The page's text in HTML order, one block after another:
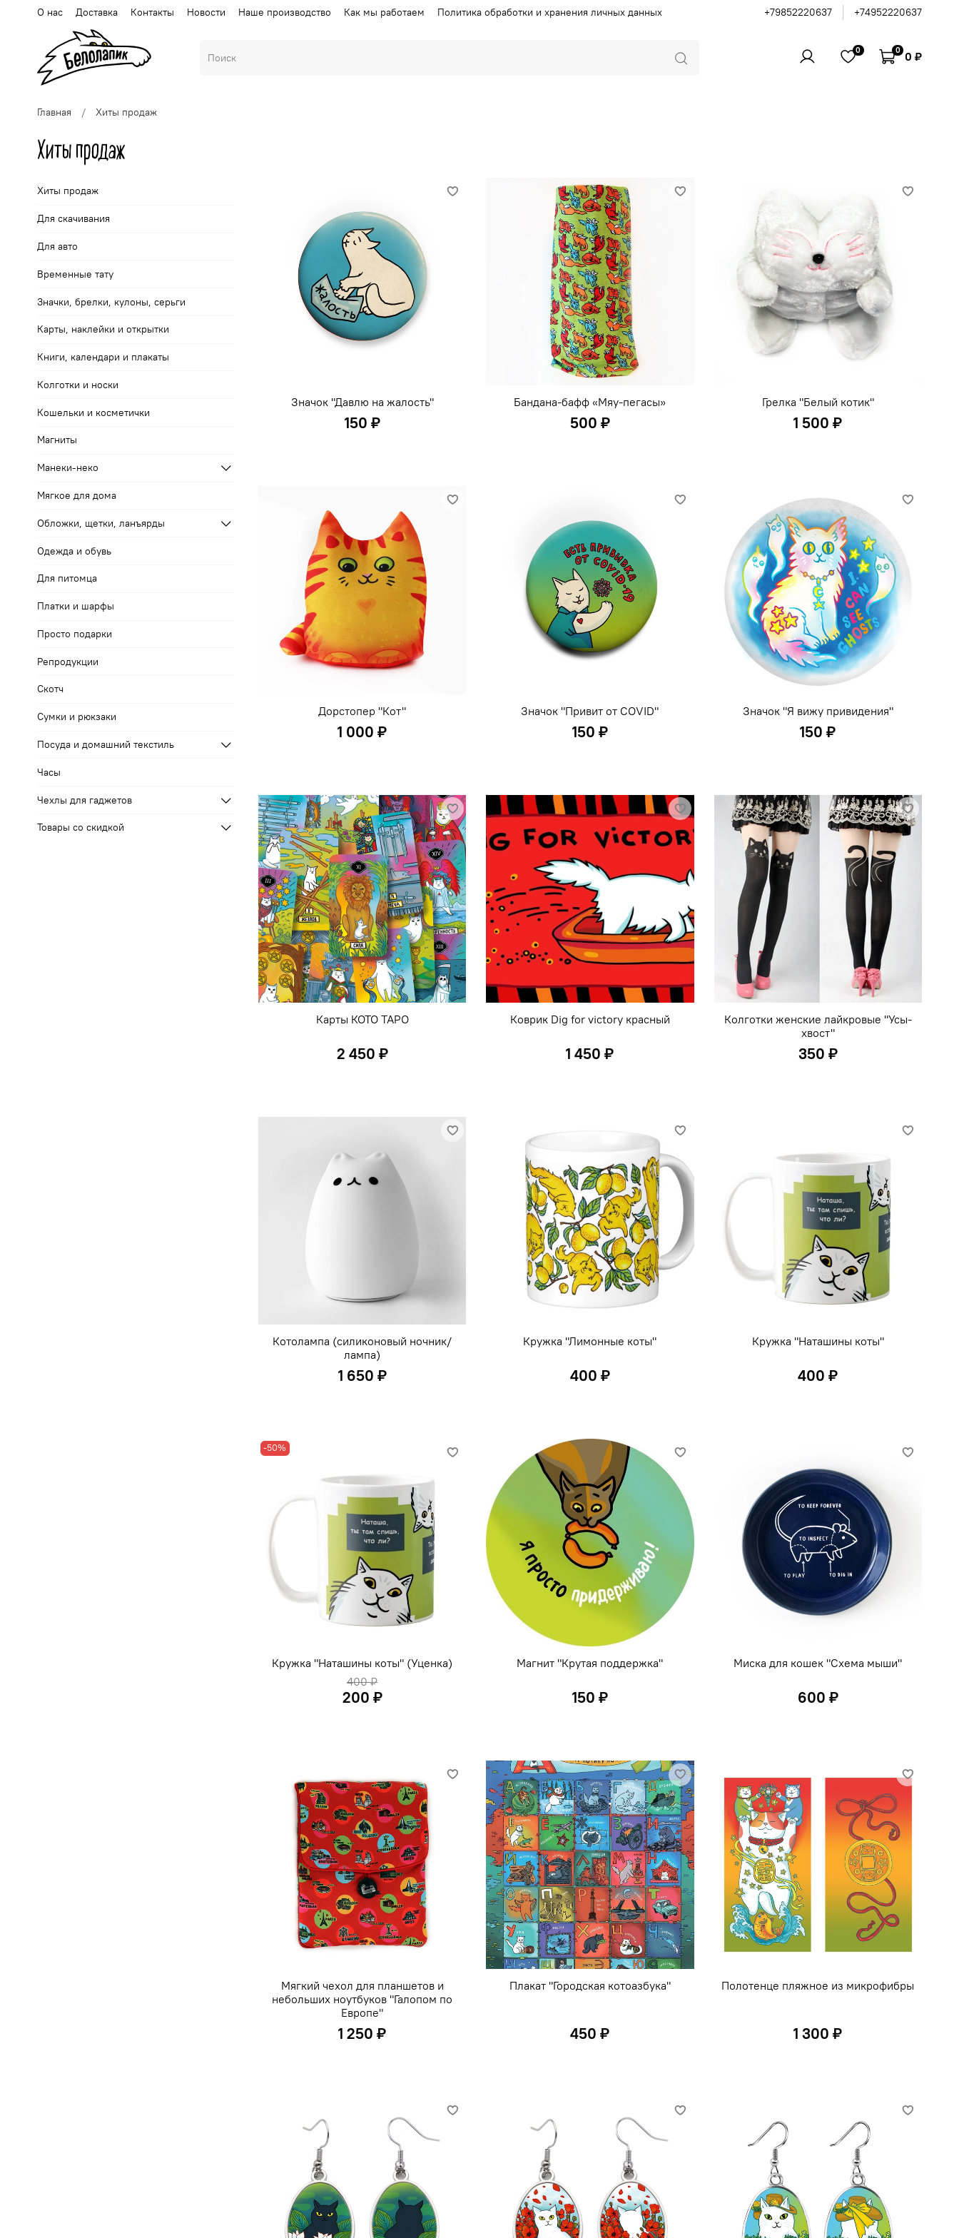
О нас Доставка Контакты Новости Наше производство Как мы работаем Политика обработки и хранения личных данных +79852220637 +74952220637
0 0 0 ₽
Главная Хиты продаж
Хиты продаж
Значок "Давлю на жалость"
150 ₽
Бандана-бафф «Мяу-пегасы»
500 ₽
Грелка "Белый котик"
1 500 ₽
Дорстопер "Кот"
1 000 ₽
Значок "Привит от COVID"
150 ₽
Значок "Я вижу привидения"
150 ₽
Карты КОТО ТАРО
2 450 ₽
Коврик Dig for victory красный
1 450 ₽
Колготки женские лайкровые "Усы-
хвост"
350 ₽
Котолампа (силиконовый ночник/
лампа)
1 650 ₽
Кружка "Лимонные коты"
400 ₽
Кружка "Наташины коты"
400 ₽
-50%
Кружка "Наташины коты" (Уценка)
400 ₽
200 ₽
Магнит "Крутая поддержка"
150 ₽
Миска для кошек "Схема мыши"
600 ₽
Мягкий чехол для планшетов и
небольших ноутбуков "Галопом по
Европе"
1 250 ₽
Плакат "Городская котоазбука"
450 ₽
Полотенце пляжное из микрофибры
1 300 ₽
Хиты продаж
Для скачивания
Для авто
Временные тату
Значки, брелки, кулоны, серьги
Карты, наклейки и открытки
Книги, календари и плакаты
Колготки и носки
Кошельки и косметички
Магниты
Манеки-неко
Мягкое для дома
Обложки, щетки, ланъярды
Одежда и обувь
Для питомца
Платки и шарфы
Просто подарки
Репродукции
Скотч
Сумки и рюкзаки
Посуда и домашний текстиль
Часы
Чехлы для гаджетов
Товары со скидкой